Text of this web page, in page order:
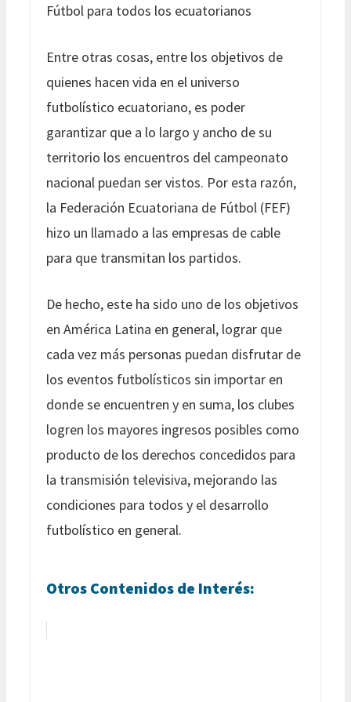
Fútbol para todos los ecuatorianos
Entre otras cosas, entre los objetivos de
quienes hacen vida en el universo
futbolístico ecuatoriano, es poder
garantizar que a lo largo y ancho de su
territorio los encuentros del campeonato
nacional puedan ser vistos. Por esta razón,
la Federación Ecuatoriana de Fútbol (FEF)
hizo un llamado a las empresas de cable
para que transmitan los partidos.
De hecho, este ha sido uno de los objetivos
en América Latina en general, lograr que
cada vez más personas puedan disfrutar de
los eventos futbolísticos sin importar en
donde se encuentren y en suma, los clubes
logren los mayores ingresos posibles como
producto de los derechos concedidos para
la transmisión televisiva, mejorando las
condiciones para todos y el desarrollo
futbolístico en general.
Otros Contenidos de Interés: